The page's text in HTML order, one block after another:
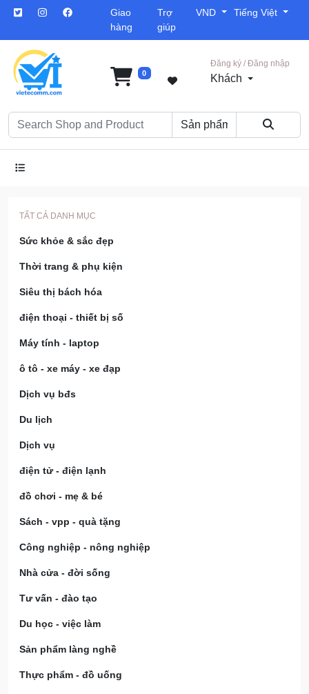
Giao
hàng
Trợ
giúp
VND Tiếng Việt
0
Đăng ký / Đăng nhập
Khách
TẤT CẢ DANH MỤC
Sức khỏe & sắc đẹp
Thời trang & phụ kiện
Siêu thị bách hóa
điện thoại - thiết bị số
Máy tính - laptop
ô tô - xe máy - xe đạp
Dịch vụ bđs
Du lịch
Dịch vụ
điện tử - điện lạnh
đồ chơi - mẹ & bé
Sách - vpp - quà tặng
Công nghiệp - nông nghiệp
Nhà cửa - đời sống
Tư vấn - đào tạo
Du học - việc làm
Sản phẩm làng nghề
Thực phẩm - đồ uống